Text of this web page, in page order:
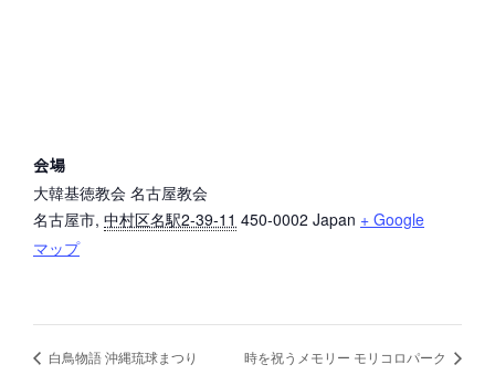
会場
大韓基徳教会 名古屋教会
名古屋市, 中村区名駅2-39-11 450-0002 Japan + Google
マップ
白鳥物語 沖縄琉球まつり 時を祝うメモリー モリコロパーク